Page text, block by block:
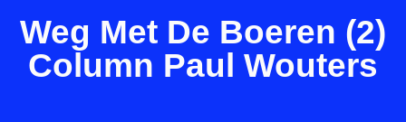
Weg Met De Boeren (2)
Column Paul Wouters